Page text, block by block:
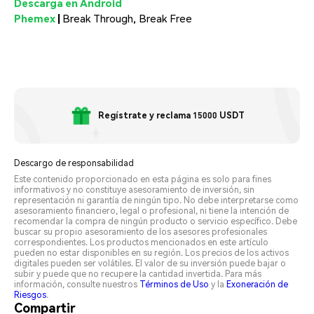
Phemex | Break Through, Break Free
Regístrate y reclama 15000 USDT
Descargo de responsabilidad
Este contenido proporcionado en esta página es solo para fines
informativos y no constituye asesoramiento de inversión, sin
representación ni garantía de ningún tipo. No debe interpretarse como
asesoramiento financiero, legal o profesional, ni tiene la intención de
recomendar la compra de ningún producto o servicio específico. Debe
buscar su propio asesoramiento de los asesores profesionales
correspondientes. Los productos mencionados en este artículo
pueden no estar disponibles en su región. Los precios de los activos
digitales pueden ser volátiles. El valor de su inversión puede bajar o
subir y puede que no recupere la cantidad invertida. Para más
información, consulte nuestros Términos de Uso y la Exoneración de
Riesgos.
Compartir